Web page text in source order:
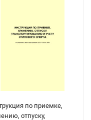
по приемке,
отпуску,